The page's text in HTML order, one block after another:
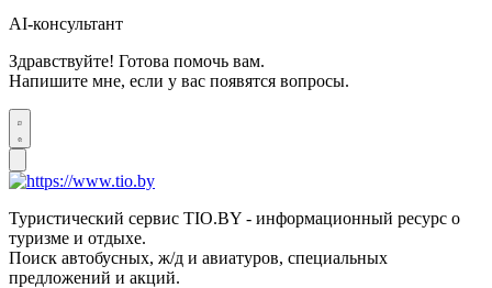
AI-консультант
Здравствуйте! Готова помочь вам.
Напишите мне, если у вас появятся вопросы.
Туристический сервис TIO.BY - информационный ресурс о
туризме и отдыхе.
Поиск автобусных, ж/д и авиатуров, специальных
предложений и акций.